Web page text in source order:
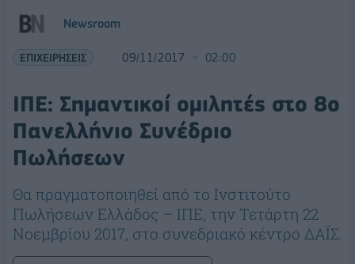
Newsroom
ΕΠΙΧΕΙΡΗΣΕΙΣ 09/11/2017 02:00
ΙΠΕ: Σημαντικοί ομιλητές στο 8o
Πανελλήνιο Συνέδριο
Πωλήσεων
Θα πραγματοποιηθεί από το Ινστιτούτο
Πωλήσεων Ελλάδος – ΙΠΕ, την Τετάρτη 22
Νοεμβρίου 2017, στο συνεδριακό κέντρο ΔΑΪΣ.